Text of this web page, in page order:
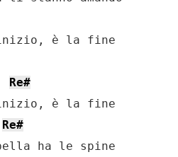
è la fine
Re#
Re#